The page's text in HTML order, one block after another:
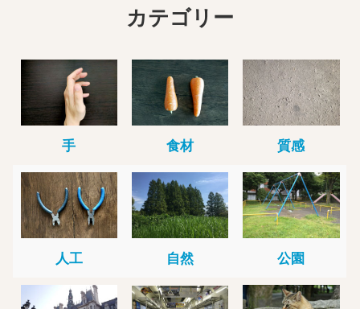
カテゴリー
手 食材 質感
人工 自然 公園